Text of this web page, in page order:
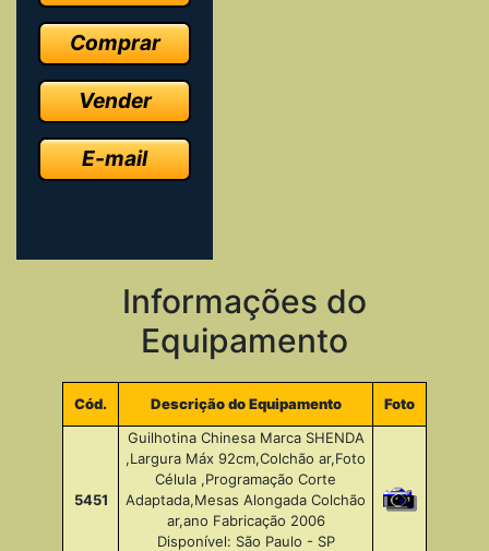
Comprar
Vender
E-mail
Informações do
Equipamento
Cód. Descrição do Equipamento Foto
5451
Guilhotina Chinesa Marca SHENDA
,Largura Máx 92cm,Colchão ar,Foto
Célula ,Programação Corte
Adaptada,Mesas Alongada Colchão
ar,ano Fabricação 2006
Disponível: São Paulo - SP